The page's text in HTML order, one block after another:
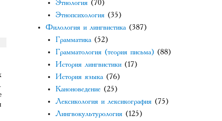
Этнология(70)
Этнопсихология(35)
Филология и лингвистика(387)
Грамматика(52)
Грамматология (теория письма)(88)
История лингвистики(17)
История языка(76)
Каноноведение(25)
Лексикология и лексикография(75)
Лингвокультурология(125)